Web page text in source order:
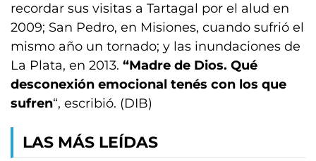
recordar sus visitas a Tartagal por el alud en
2009; San Pedro, en Misiones, cuando sufrió el
mismo año un tornado; y las inundaciones de
La Plata, en 2013. “Madre de Dios. Qué
desconexión emocional tenés con los que
sufren“, escribió. (DIB)
LAS MÁS LEÍDAS